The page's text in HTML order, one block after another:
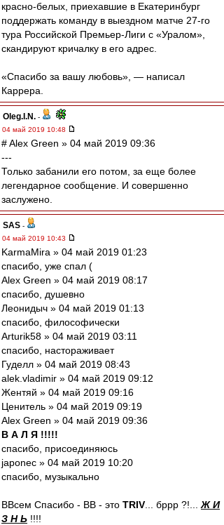
красно-белых, приехавшие в Екатеринбург
поддержать команду в выездном матче 27-го
тура Российской Премьер-Лиги с «Уралом»,
скандируют кричалку в его адрес.
«Спасибо за вашу любовь», — написал
Каррера.
Oleg.I.N. -
04 май 2019 10:48
# Alex Green » 04 май 2019 09:36
---
Только забанили его потом, за еще более
легендарное сообщение. И совершенно
заслужено.
SAS -
04 май 2019 10:43
KarmaMira » 04 май 2019 01:23
спасибо, уже спал (
Alex Green » 04 май 2019 08:17
спасибо, душевно
Леонидыч » 04 май 2019 01:13
спасибо, философически
Arturik58 » 04 май 2019 03:11
спасибо, настораживает
Гуделл » 04 май 2019 08:43
alek.vladimir » 04 май 2019 09:12
Жентяй » 04 май 2019 09:16
Ценитель » 04 май 2019 09:19
Alex Green » 04 май 2019 09:36
В А Л Я !!!!!
спасибо, присоединяюсь
japonec » 04 май 2019 10:20
спасибо, музыкально
ВВсем Спасибо - ВВ - это TRIV ... бррр ?!... Ж И
З Н Ь !!!!